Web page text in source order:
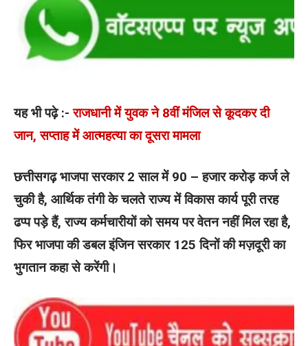
यह भी पढ़े :-राजधानी में युवक ने 8वीं मंजिल से कूदकर दी
जान, सप्ताह में आत्महत्या का दूसरा मामला
छत्तीसगढ़ भाजपा सरकार 2 साल में 90 – हजार करोड़ कर्ज ले
चुकी है, आर्थिक तंगी के चलते राज्य में विकास कार्य पूरी तरह
ढप्प पड़े हैं, राज्य कर्मचारीयों को समय पर वेतन नहीं मिल रहा है,
फिर भाजपा की डबल इंजिन सरकार 125 दिनों की मज़दूरी का
भुगतान कहा से करेंगी।